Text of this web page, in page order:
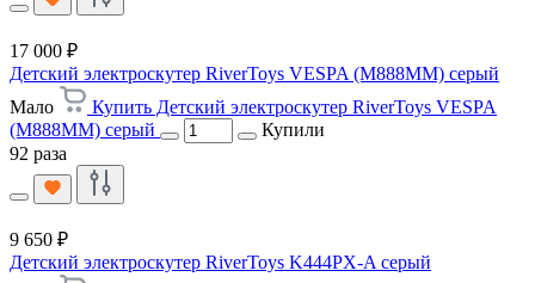
17 000 ₽
Детский электроскутер RiverToys VESPA (M888MM) серый
Мало
Купить Детский электроскутер RiverToys VESPA
(M888MM) серый
Купили
92 раза
9 650 ₽
Детский электроскутер RiverToys K444PX-A серый